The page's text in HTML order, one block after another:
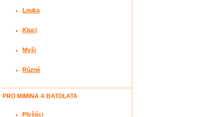
Louka
Kluci
Myši
Různé
PRO MIMINA A BATOLATA
Plyšáci